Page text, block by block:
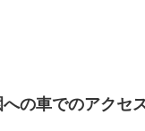
の車でのアクセ